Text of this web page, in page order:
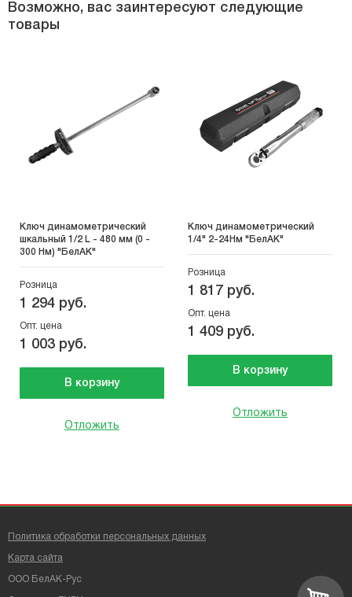
Возможно, вас заинтересуют следующие
товары
Ключ динамометрический
шкальный 1/2 L - 480 мм (0 -
300 Нм) "БелАК"
Розница
1 294 руб.
Опт. цена
1 003 руб.
В корзину
Отложить
Ключ динамометрический
1/4" 2-24Hм "БелАК"
Розница
1 817 руб.
Опт. цена
1 409 руб.
В корзину
Отложить
ООО БелАК-Рус
Политика обработки персональных данных
Карта сайта